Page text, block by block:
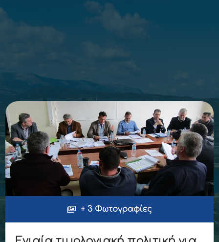
+ 3 Φωτογραφίες